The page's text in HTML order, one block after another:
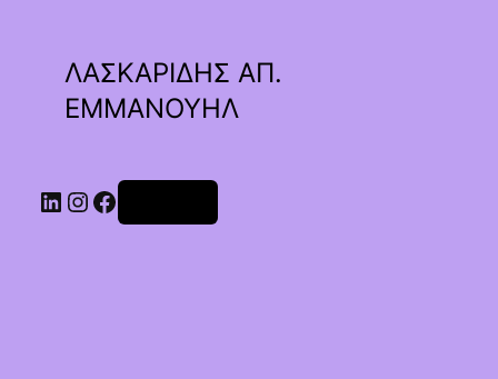
ΛΑΣΚΑΡΙΔΗΣ ΑΠ.
ΕΜΜΑΝΟΥΗΛ
Linkedin
Instagram
Facebook